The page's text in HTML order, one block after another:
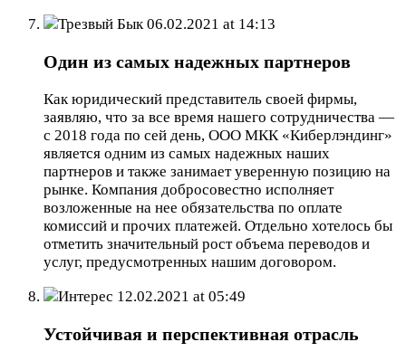
Трезвый Бык06.02.2021 at 14:13
Один из самых надежных партнеров
Как юридический представитель своей фирмы,
заявляю, что за все время нашего сотрудничества —
с 2018 года по сей день, ООО МКК «Киберлэндинг»
является одним из самых надежных наших
партнеров и также занимает уверенную позицию на
рынке. Компания добросовестно исполняет
возложенные на нее обязательства по оплате
комиссий и прочих платежей. Отдельно хотелось бы
отметить значительный рост объема переводов и
услуг, предусмотренных нашим договором.
Интерес 12.02.2021 at 05:49
Устойчивая и перспективная отрасль